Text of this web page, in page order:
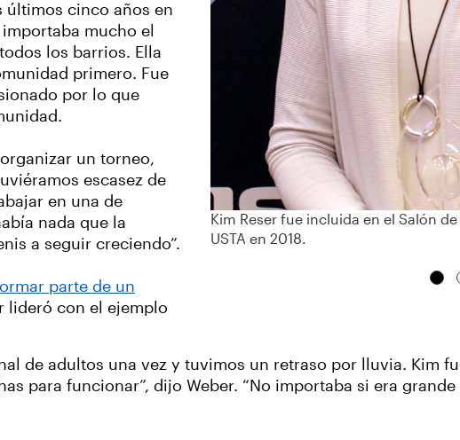
últimos cinco años en
mucho el
los barrios. Ella
primero. Fue
por lo que
un torneo,
escasez de
en una de
nada que la
a seguir creciendo”.
parte de un
lideró con el ejemplo
Kim Reser fue incluida en el Salón
USTA en 2018.
de adultos una vez y tuvimos un retraso por lluvia. Kim
para funcionar”, dijo Weber. “No importaba si era